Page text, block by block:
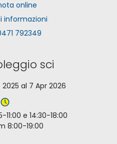
online
informazioni
792349
sci
al 7 Apr 2026
11:00 e 14:30-18:00
8:00-19:00